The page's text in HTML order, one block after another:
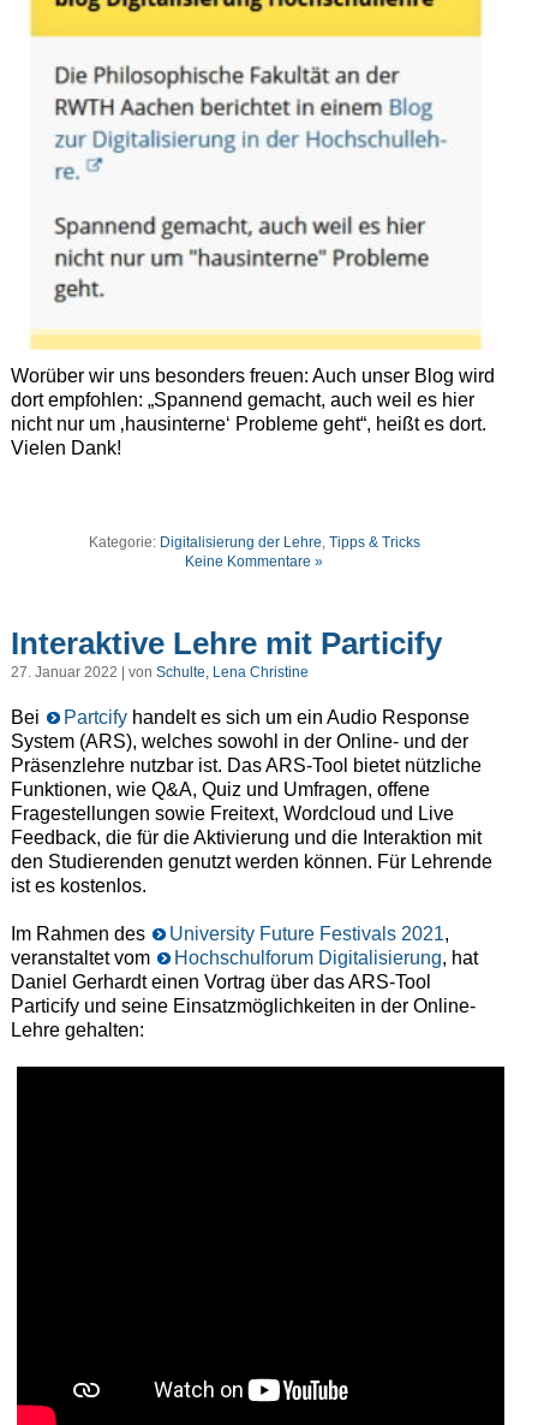
Worüber wir uns besonders freuen: Auch unser Blog wird
dort empfohlen: „Spannend gemacht, auch weil es hier
nicht nur um ‚hausinterne‘ Probleme geht“, heißt es dort.
Vielen Dank!
Kategorie: Digitalisierung der Lehre, Tipps & Tricks
Keine Kommentare »
Interaktive Lehre mit Particify
27. Januar 2022 | von Schulte, Lena Christine
Bei Partcifyhandelt es sich um ein Audio Response
System (ARS), welches sowohl in der Online- und der
Präsenzlehre nutzbar ist. Das ARS-Tool bietet nützliche
Funktionen, wie Q&A, Quiz und Umfragen, offene
Fragestellungen sowie Freitext, Wordcloud und Live
Feedback, die für die Aktivierung und die Interaktion mit
den Studierenden genutzt werden können. Für Lehrende
ist es kostenlos.
Im Rahmen des University Future Festivals 2021,
veranstaltet vom
Hochschulforum Digitalisierung, hat
Daniel Gerhardt einen Vortrag über das ARS-Tool
Particify und seine Einsatzmöglichkeiten in der Online-
Lehre gehalten: